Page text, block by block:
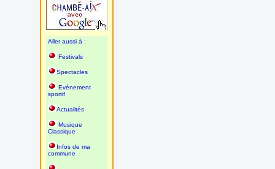
Aller aussi à :
Festivals
Spectacles
Evènement
sportif
Actualités
Musique
Classique
Infos de ma
commune